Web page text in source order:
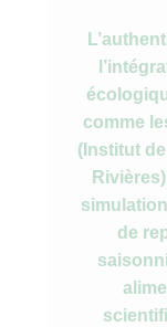
comme
(Institut
de